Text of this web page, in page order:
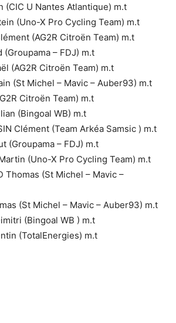
(CIC U Nantes Atlantique) m.t
(Uno-X Pro Cycling Team) m.t
(AG2R Citroën Team) m.t
(Groupama – FDJ) m.t
(AG2R Citroën Team) m.t
(St Michel – Mavic – Auber93) m.t
Citroën Team) m.t
(Bingoal WB) m.t
Clément (Team Arkéa Samsic ) m.t
(Groupama – FDJ) m.t
(Uno-X Pro Cycling Team) m.t
Thomas (St Michel – Mavic –
(St Michel – Mavic – Auber93) m.t
(Bingoal WB ) m.t
(TotalEnergies) m.t